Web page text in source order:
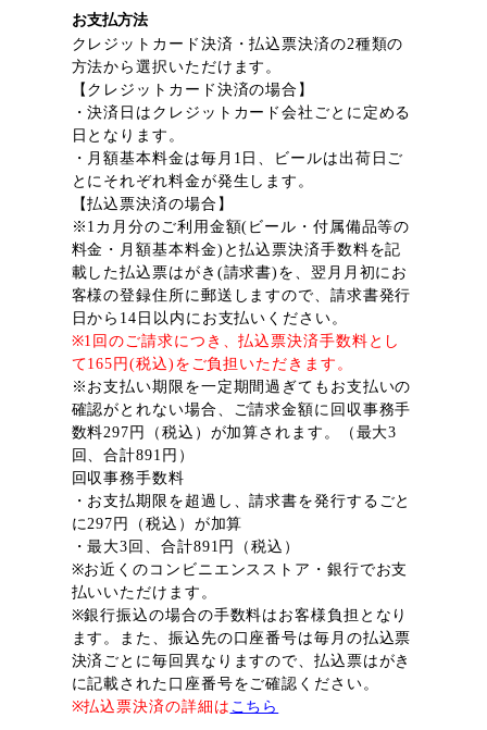
お支払方法
クレジットカード決済・払込票決済の2種類の
方法から選択いただけます。
【クレジットカード決済の場合】
・決済日はクレジットカード会社ごとに定める
日となります。
・月額基本料金は毎月1日、ビールは出荷日ご
とにそれぞれ料金が発生します。
【払込票決済の場合】
※1カ月分のご利用金額(ビール・付属備品等の
料金・月額基本料金)と払込票決済手数料を記
載した払込票はがき(請求書)を、翌月月初にお
客様の登録住所に郵送しますので、請求書発行
日から14日以内にお支払いください。
※1回のご請求につき、払込票決済手数料とし
て165円(税込)をご負担いただきます。
※お支払い期限を一定期間過ぎてもお支払いの
確認がとれない場合、ご請求金額に回収事務手
数料297円（税込）が加算されます。（最大3
回、合計891円）
回収事務手数料
・お支払期限を超過し、請求書を発行するごと
に297円（税込）が加算
・最大3回、合計891円（税込）
※お近くのコンビニエンスストア・銀行でお支
払いいただけます。
※銀行振込の場合の手数料はお客様負担となり
ます。また、振込先の口座番号は毎月の払込票
決済ごとに毎回異なりますので、払込票はがき
に記載された口座番号をご確認ください。
※払込票決済の詳細は こちら